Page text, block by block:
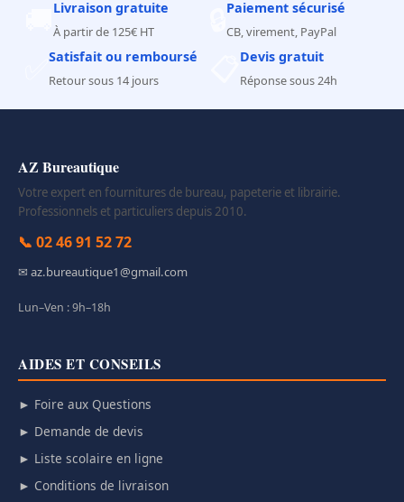
Livraison gratuite
À partir de 125€ HT
Paiement sécurisé
CB, virement, PayPal
Satisfait ou remboursé
Retour sous 14 jours
Devis gratuit
Réponse sous 24h
AZ Bureautique
Votre expert en fournitures de bureau, papeterie et librairie.
Professionnels et particuliers depuis 2010.
📞 02 46 91 52 72
✉ az.bureautique1@gmail.com
Lun–Ven : 9h–18h
AIDES ET CONSEILS
► Foire aux Questions
► Demande de devis
► Liste scolaire en ligne
► Conditions de livraison